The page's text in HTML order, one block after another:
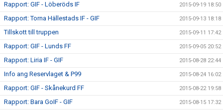
Rapport: GIF - Löberöds IF 2015-09-19 18:50
Rapport: Torna Hällestads IF - GIF 2015-09-13 18:18
Tillskott till truppen 2015-09-11 17:42
Rapport: GIF - Lunds FF 2015-09-05 20:52
Rapport: Liria IF - GIF 2015-08-28 22:44
Info ang Reservlaget & P99 2015-08-24 16:02
Rapport: GIF - Skånekurd FF 2015-08-22 19:58
Rapport: Bara GoIF - GIF 2015-08-15 17:32